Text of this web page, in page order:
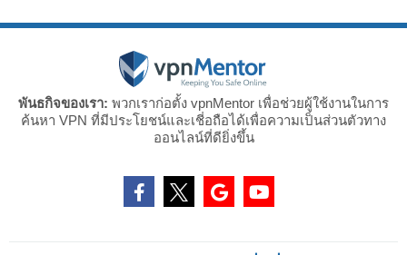
พันธกิจของเรา: พวกเราก่อตั้ง vpnMentor เพื่อช่วยผู้ใช้งานในการ
ค้นหา VPN ที่มีประโยชน์และเชี่อถือได้เพื่อความเป็นส่วนตัวทาง
ออนไลน์ที่ดียิ่งขึ้น